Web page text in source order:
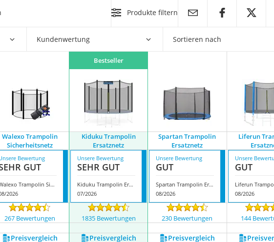
Produkte filtern
Kundenwertung Sortieren nach
Bestseller
Walexo Trampolin
Sicherheitsnetz
Kiduku Trampolin
Ersatznetz
Spartan Trampolin
Ersatznetz
Liferun
Bewertung
GUT
Walexo Trampolin Sicherheitsnetz
2026
Unsere Bewertung
SEHR GUT
Kiduku Trampolin Ersatznetz
07/2026
Unsere Bewertung
GUT
Spartan Trampolin Ersatznetz
08/2026
Unsere
GUT
08/2026
267 Bewertungen 1835 Bewertungen 230 Bewertungen 144
Preis­vergleich Preis­vergleich Preis­vergleich